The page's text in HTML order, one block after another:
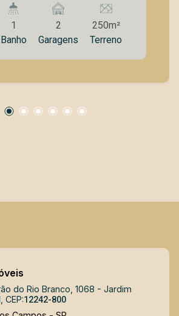
Apresentamos esta
pronta para te
ambiente. Localizada em
valorização, com fácil acesso
de 250m². 3 SUÍTES de alto
gourmet aconchegante e prática
automáticas nos quartos.
com TODAS AS LUZES
economia e elegância.
ar condicionado e home
Rede MESH de
Wi-Fi forte e estável em todos os
1
Banho
2
Garagens
250m²
Terreno
do Rio Branco, 1068 - Jardim
CEP:12242-800